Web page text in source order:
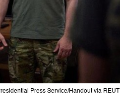
Press Service/Handout via